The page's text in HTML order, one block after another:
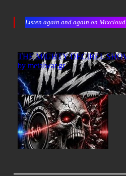
Listen again and again on Mixcloud